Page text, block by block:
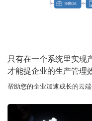
只有在一个系统里实现
才能提企业的生产管理
帮助您的企业加速成长的云